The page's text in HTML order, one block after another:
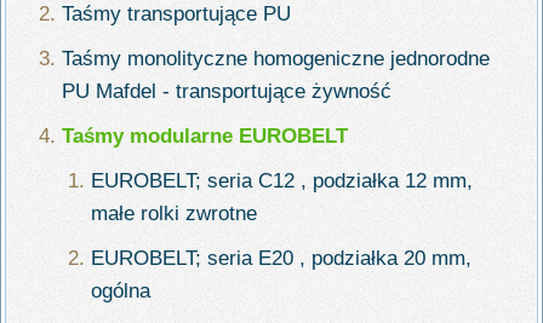
Taśmy transportujące PU
Taśmy monolityczne homogeniczne jednorodne
PU Mafdel - transportujące żywność
Taśmy modularne EUROBELT
EUROBELT; seria C12 , podziałka 12 mm,
małe rolki zwrotne
EUROBELT; seria E20 , podziałka 20 mm,
ogólna